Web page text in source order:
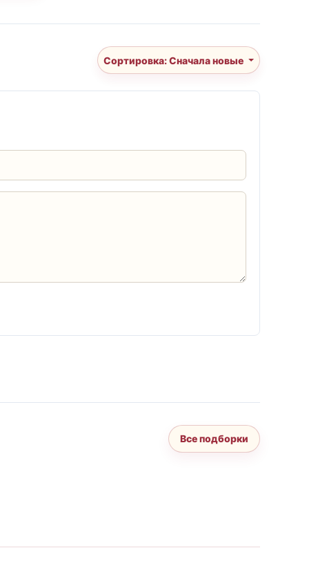
Сортировка: Сначала новые
Все подборки